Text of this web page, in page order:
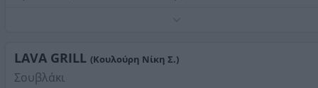
Κυριακές.
Τηλέφωνο:
LAVA GRILL (Κουλούρη Νίκη Σ.)
Σουβλάκι